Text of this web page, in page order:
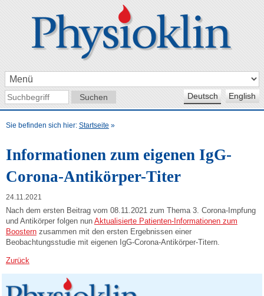
Deutsch English
Sie befinden sich hier: Startseite »
Informationen zum eigenen IgG-
Corona-Antikörper-Titer
24.11.2021
Nach dem ersten Beitrag vom 08.11.2021 zum Thema 3. Corona-Impfung
und Antikörper folgen nun Aktualisierte Patienten-Informationen zum
Boosternzusammen mit den ersten Ergebnissen einer
Beobachtungsstudie mit eigenen IgG-Corona-Antikörper-Titern.
Zurück